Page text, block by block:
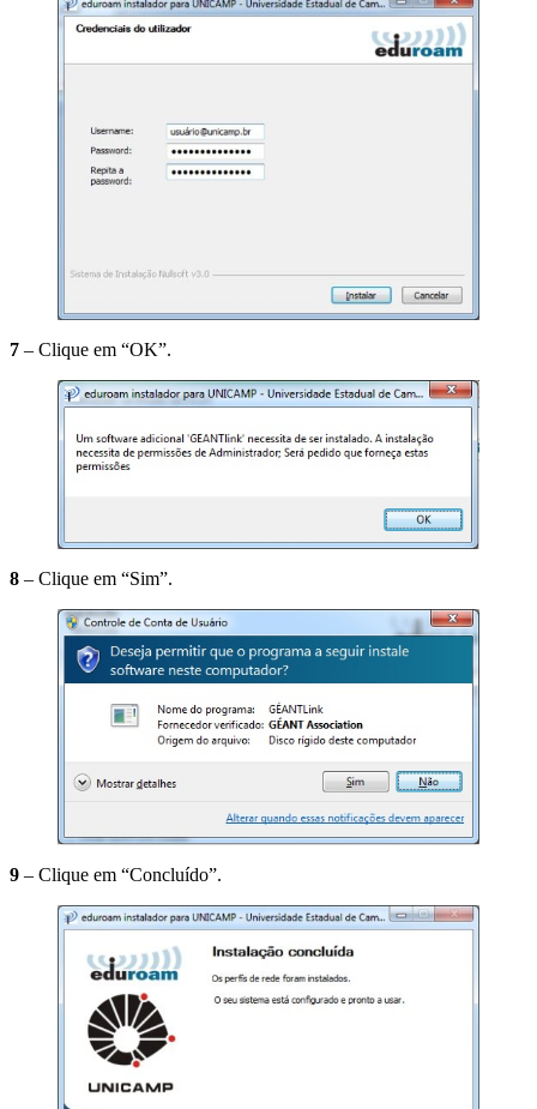
7 – Clique em “OK”.
8 – Clique em “Sim”.
9 – Clique em “Concluído”.